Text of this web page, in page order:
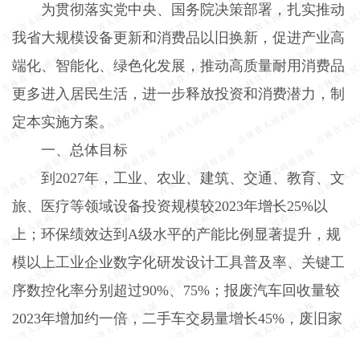
为贯彻落实党中央、国务院决策部署，扎实推动
我省大规模设备更新和消费品以旧换新，促进产业高
端化、智能化、绿色化发展，推动高质量耐用消费品
更多进入居民生活，进一步释放投资和消费潜力，制
定本实施方案。
一、总体目标
到 2027年，工业、农业、建筑、交通、教育、文
旅、医疗等领域设备投资规模较2023年增长25%以
上；环保绩效达到 A级水平的产能比例显著提升，规
模以上工业企业数字化研发设计工具普及率、关键工
序数控化率分别超过90%、 75% ；报废汽车回收量较
2023年增加约一倍，二手车交易量增长45% ，废旧家